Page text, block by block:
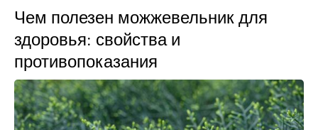
Чем полезен можжевельник для
здоровья: свойства и
противопоказания